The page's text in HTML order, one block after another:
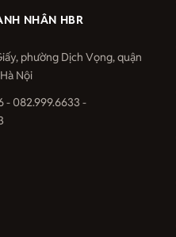
NHÂN HBR
phường Dịch Vọng, quận
Nội
- 082.999.6633 -